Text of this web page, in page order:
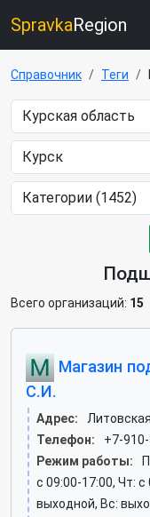
SpravkaRegion
Справочник Теги
Всего организаций: 15
Магазин
С.И.
Адрес:
Телефон:
+7-
Режим работы:
c 09:00-17:00, Чт: c
выходной, Вс: